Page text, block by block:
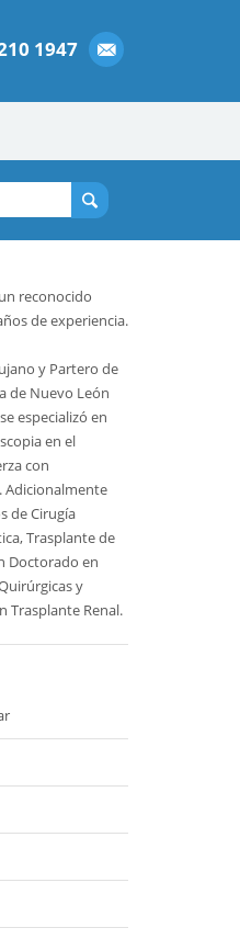
1947
reconocido
de experiencia.
y Partero de
de Nuevo León
especializó en
en el
con
Adicionalmente
de Cirugía
Trasplante de
Doctorado en
y
Trasplante Renal.